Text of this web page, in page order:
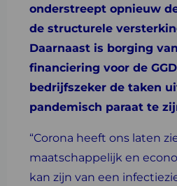
onderstreept opnieuw
de structurele
Daarnaast is borging
financiering voor de
bedrijfszeker de taken
pandemisch paraat te
“Corona heeft ons laten
maatschappelijk en
kan zijn van een